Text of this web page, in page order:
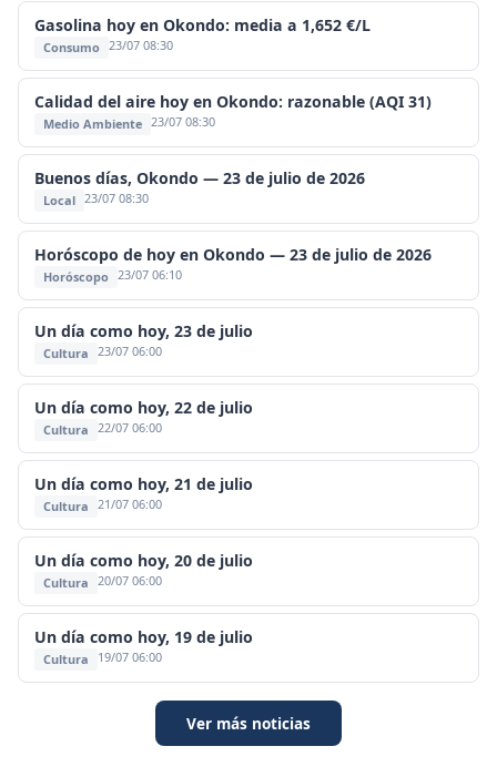
Gasolina hoy en Okondo: media a 1,652 €/L
Consumo 23/07 08:30
Calidad del aire hoy en Okondo: razonable (AQI 31)
Medio Ambiente 23/07 08:30
Buenos días, Okondo — 23 de julio de 2026
Local 23/07 08:30
Horóscopo de hoy en Okondo — 23 de julio de 2026
Horóscopo 23/07 06:10
Un día como hoy, 23 de julio
Cultura 23/07 06:00
Un día como hoy, 22 de julio
Cultura 22/07 06:00
Un día como hoy, 21 de julio
Cultura 21/07 06:00
Un día como hoy, 20 de julio
Cultura 20/07 06:00
Un día como hoy, 19 de julio
Cultura 19/07 06:00
Ver más noticias